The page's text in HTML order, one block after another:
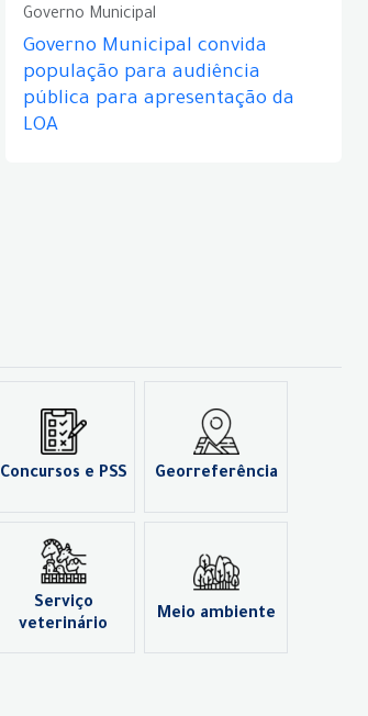
Governo Municipal
Governo Municipal convida
população para audiência
pública para apresentação da
LOA
Concursos e PSS Georreferência
Serviço
veterinário
Meio ambiente